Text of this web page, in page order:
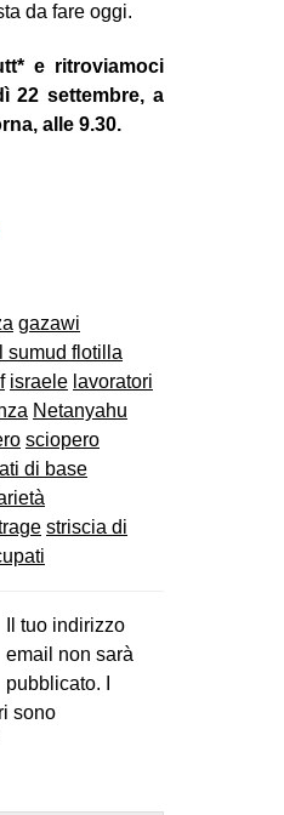
da fare oggi.
e ritroviamoci
22 settembre, a
alle 9.30.
gazawi
sumud flotilla
israele lavoratori
Netanyahu
sciopero
di base
striscia di
Il tuo indirizzo
email non sarà
pubblicato.
sono